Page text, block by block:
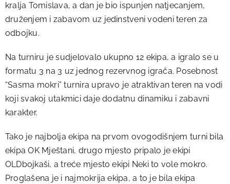
kralja Tomislava, a dan je bio ispunjen natjecanjem,
druženjem i zabavom uz jedinstveni vodeni teren za
odbojku.
Na turniru je sudjelovalo ukupno 12 ekipa, a igralo se u
formatu 3 na 3 uz jednog rezervnog igrača. Posebnost
“Sasma mokri” turnira upravo je atraktivan teren na vodi
koji svakoj utakmici daje dodatnu dinamiku i zabavni
karakter.
Tako je najbolja ekipa na prvom ovogodišnjem turni bila
ekipa OK Mještani, drugo mjesto pripalo je ekipi
OLDbojkaši, a treće mjesto ekipi Neki to vole mokro.
Proglašena je i najmokrija ekipa, a to je bila ekipa